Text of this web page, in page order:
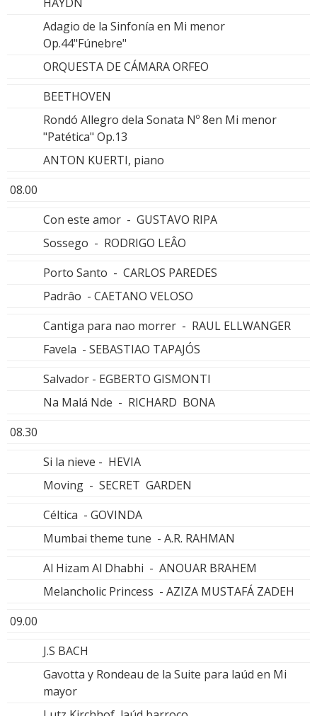
Adagio de la Sinfonía en Mi menor
Op.44"Fúnebre"
ORQUESTA DE CÁMARA ORFEO
BEETHOVEN
Rondó Allegro dela Sonata Nº 8en Mi menor
"Patética" Op.13
ANTON KUERTI, piano
08.00
Con este amor - GUSTAVO RIPA
Sossego - RODRIGO LEÂO
Porto Santo - CARLOS PAREDES
Padrâo - CAETANO VELOSO
Cantiga para nao morrer - RAUL ELLWANGER
Favela - SEBASTIAO TAPAJÓS
Salvador - EGBERTO GISMONTI
Na Malá Nde - RICHARD BONA
08.30
Si la nieve - HEVIA
Moving - SECRET GARDEN
Céltica - GOVINDA
Mumbai theme tune - A.R. RAHMAN
Al Hizam Al Dhabhi - ANOUAR BRAHEM
Melancholic Princess - AZIZA MUSTAFÁ ZADEH
09.00
J.S BACH
Gavotta y Rondeau de la Suite para laúd en Mi
mayor